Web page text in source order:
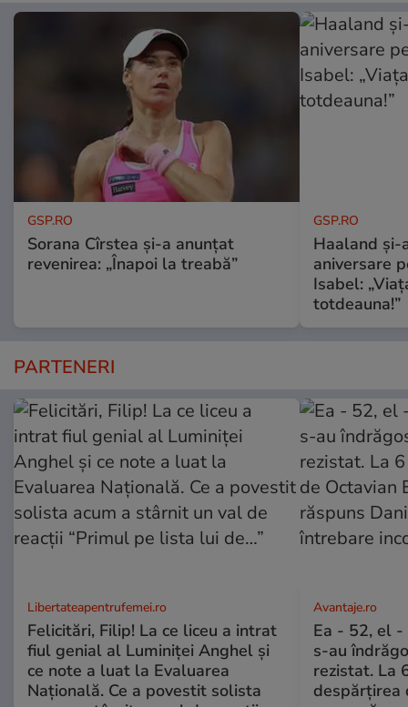
GSP.RO
Sorana Cîrstea și-a anunțat
revenirea: „Înapoi la treabă”
GSP.RO
Haaland
aniversare
Isabel:
totdeauna!”
PARTENERI
Libertateapentrufemei.ro
Felicitări, Filip! La ce liceu a intrat
fiul genial al Luminiței Anghel și
ce note a luat la Evaluarea
Națională. Ce a povestit solista
Avantaje.ro
Ea - 52, el -
s-au
rezistat. La
despărțirea